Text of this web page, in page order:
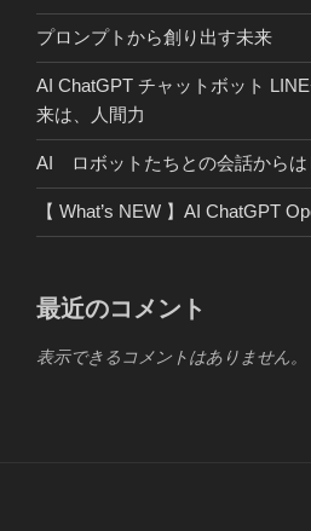
プロンプトから創り出す未来
AI ChatGPT チャットボット
来は、人間力
AI ロボットたちとの会話からは
【 What’s NEW 】AI ChatGPT
最近のコメント
表示できるコメントはありません。